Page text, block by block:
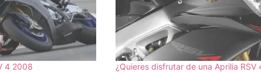
4 2008
¿Quieres disfrutar de una Aprilia RSV